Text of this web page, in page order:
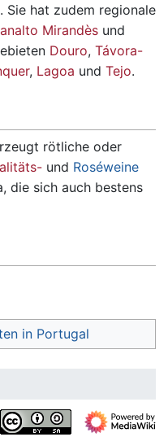
Sie hat zudem regionale
Mirandès und
Douro, Távora-
, Lagoa und Tejo.
rötliche oder
und Roséweine
die sich auch bestens
in Portugal